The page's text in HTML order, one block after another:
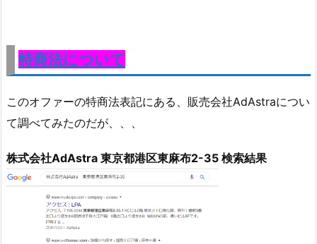
特商法について
このオファーの特商法表記にある、販売会社AdAstraについ
て調べてみたのだが、、、
株式会社AdAstra 東京都港区東麻布2-35 検索結果